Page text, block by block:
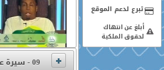
أبلغ عن انتهاك
لحقوق الملكية
09 - سيرة عالم